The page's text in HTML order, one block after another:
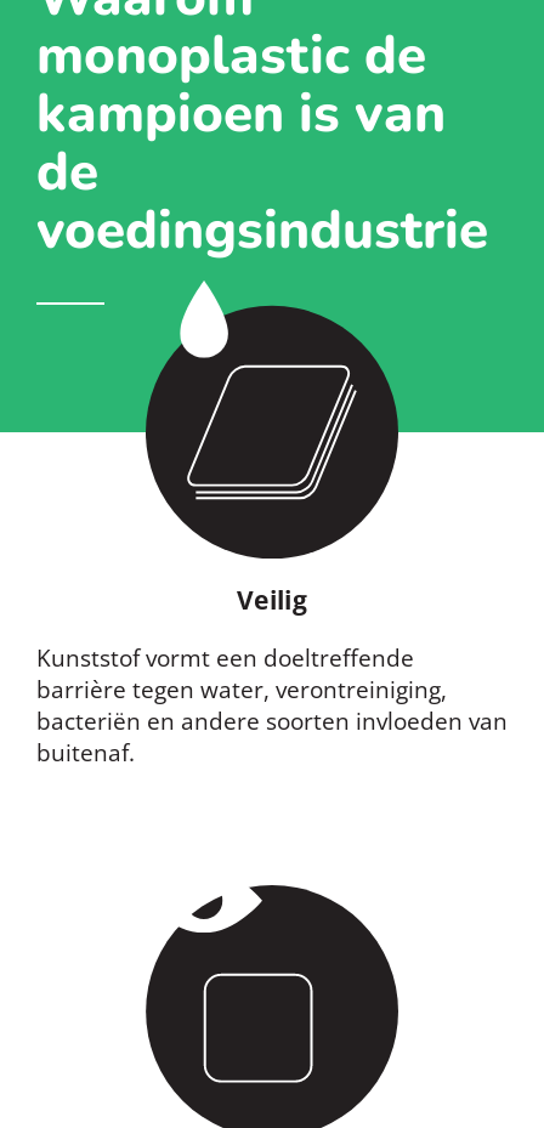
monoplastic de
kampioen is van
de
voedingsindustrie
Veilig
Kunststof vormt een doeltreffende
barrière tegen water, verontreiniging,
bacteriën en andere soorten invloeden van
buitenaf.